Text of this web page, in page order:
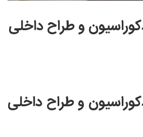
و طراح داخلی
و طراح داخلی